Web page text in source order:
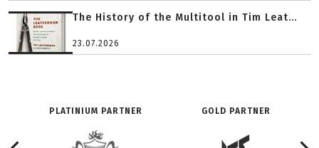
The History of the Multitool in Tim Leat...
23.07.2026
PLATINIUM PARTNER GOLD PARTNER